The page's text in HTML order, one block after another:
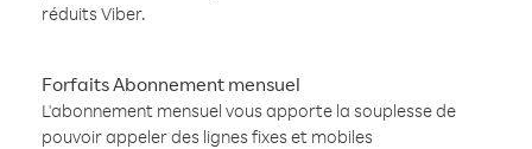
réduits Viber.
Forfaits Abonnement mensuel
L'abonnement mensuel vous apporte la souplesse de
pouvoir appeler des lignes fixes et mobiles